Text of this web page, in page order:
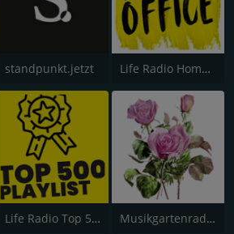
standpunkt.jetzt Life Radio Home Office
Life Radio Top 500 Playlist Musikgartenradio der Garten der Musik